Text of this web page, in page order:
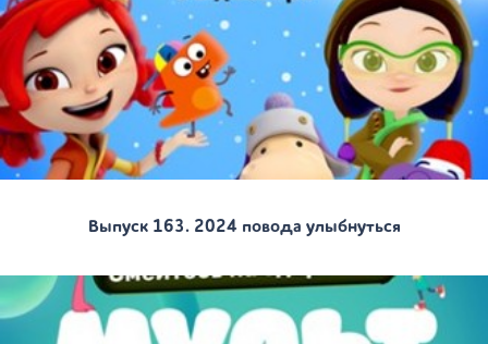
Выпуск 163. 2024 повода улыбнуться